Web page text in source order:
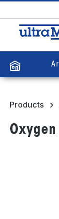
Products